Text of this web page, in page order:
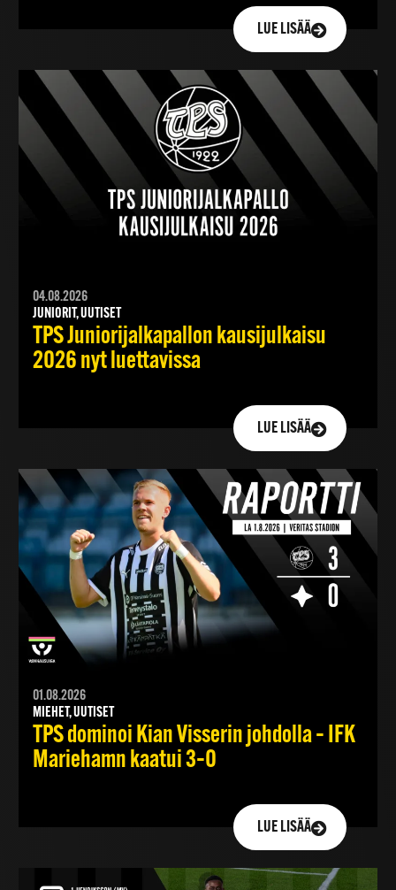
LUE LISÄÄ
04.08.2026
JUNIORIT, UUTISET
TPS Juniorijalkapallon kausijulkaisu
2026 nyt luettavissa
LUE LISÄÄ
01.08.2026
MIEHET, UUTISET
TPS dominoi Kian Visserin johdolla – IFK
Mariehamn kaatui 3–0
LUE LISÄÄ